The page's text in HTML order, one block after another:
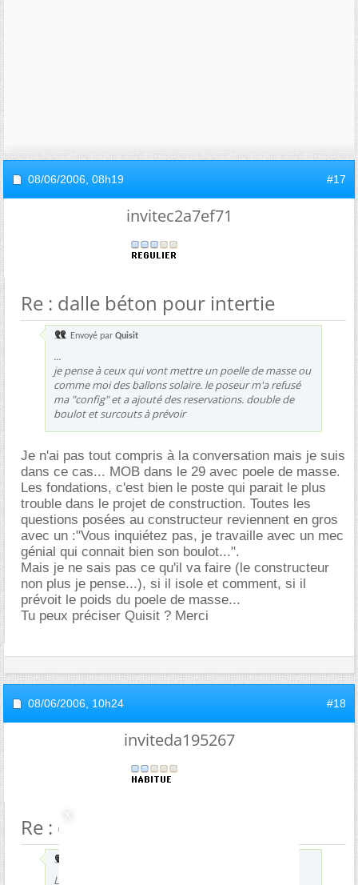
08/06/2006, 08h19 #17
invitec2a7ef71
Re : dalle béton pour intertie
Envoyé par Quisit
...
je pense à ceux qui vont mettre un poelle de masse ou
comme moi des ballons solaire. le poseur m'a refusé
ma "config" et a ajouté des reservations. double de
boulot et surcouts à prévoir
Je n'ai pas tout compris à la conversation mais je suis
dans ce cas... MOB dans le 29 avec poele de masse.
Les fondations, c'est bien le poste qui parait le plus
trouble dans le projet de construction. Toutes les
questions posées au constructeur reviennent en gros
avec un :"Vous inquiétez pas, je travaille avec un mec
génial qui connait bien son boulot...".
Mais je ne sais pas ce qu'il va faire (le constructeur
non plus je pense...), si il isole et comment, si il
prévoit le poids du poele de masse...
Tu peux préciser Quisit ? Merci
08/06/2006, 10h24 #18
inviteda195267
Re : dalle béton pour intertie
Les fondations, c'est bien le poste qui parait le plus